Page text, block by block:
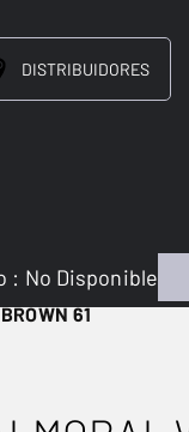
DISTRIBUIDORES
61
: No Disponible